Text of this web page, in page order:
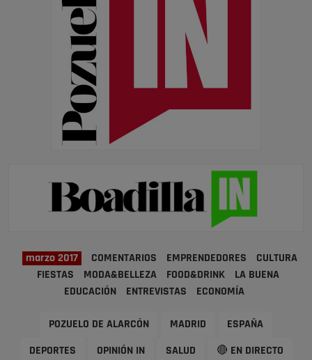
marzo 2017 COMENTARIOS EMPRENDEDORES
CULTURA
FIESTAS
MODA&BELLEZA FOOD&DRINK
LA BUENA
EDUCACIÓN
ENTREVISTAS ECONOMÍA
POZUELO DE ALARCÓN MADRID ESPAÑA
DEPORTES OPINIÓN IN SALUD 🔴 EN DIRECTO